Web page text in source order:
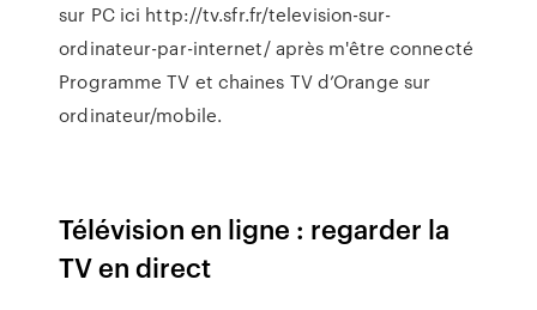
sur PC ici http://tv.sfr.fr/television-sur-
ordinateur-par-internet/ après m'être connecté
Programme TV et chaines TV d’Orange sur
ordinateur/mobile.
Télévision en ligne : regarder la
TV en direct